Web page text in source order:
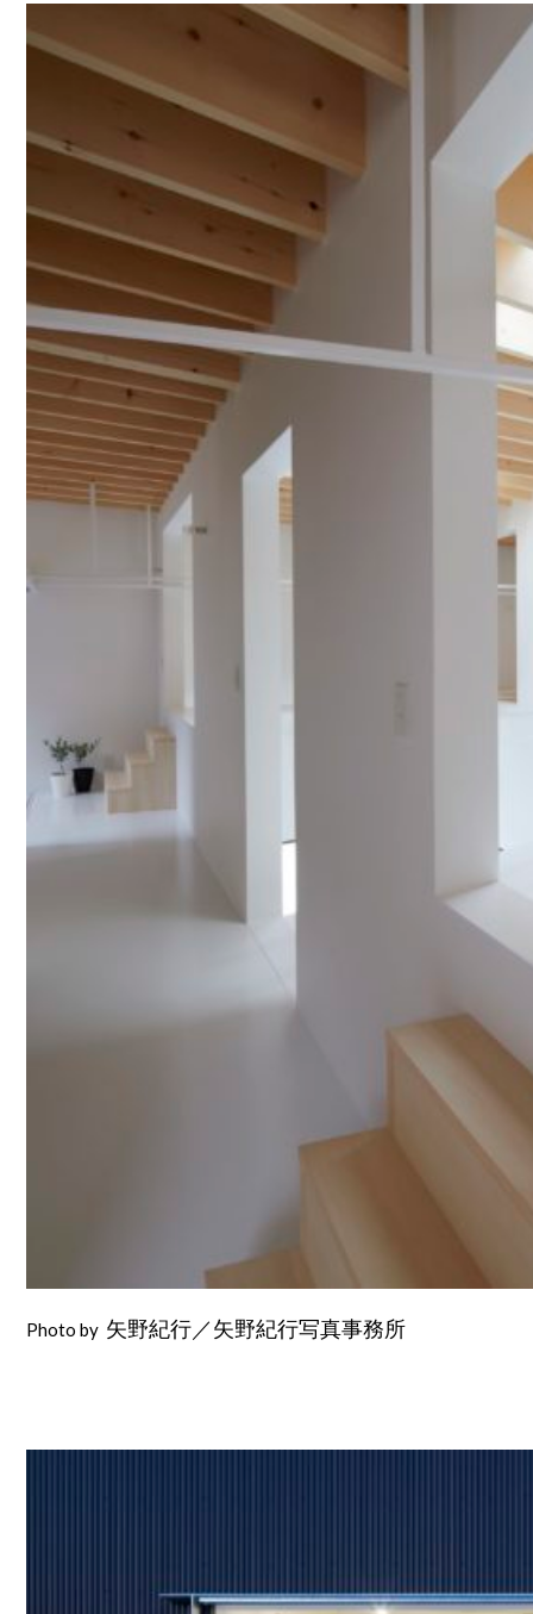
Photo by 矢野紀行／矢野紀行写真事務所